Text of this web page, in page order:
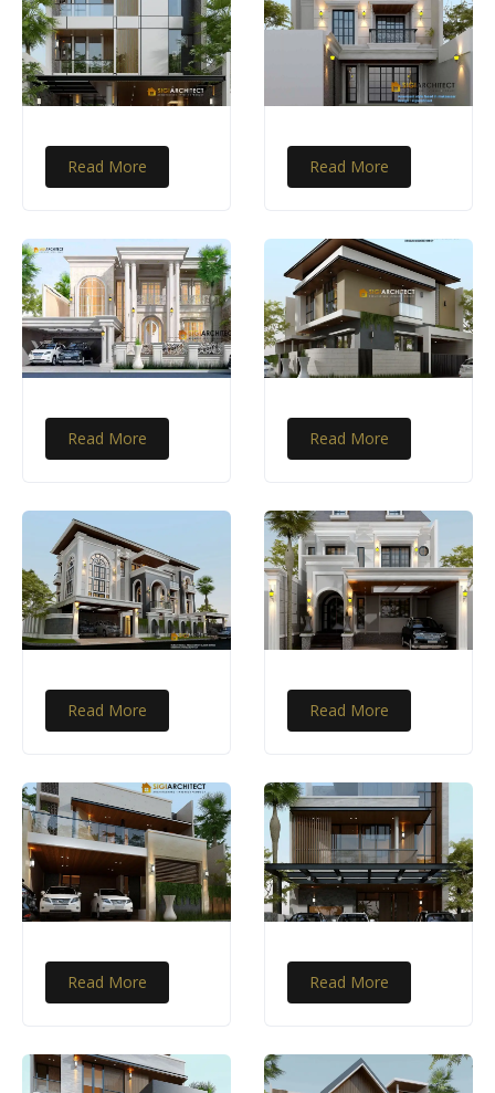
Read More Read More
Read More Read More
Read More Read More
Read More Read More